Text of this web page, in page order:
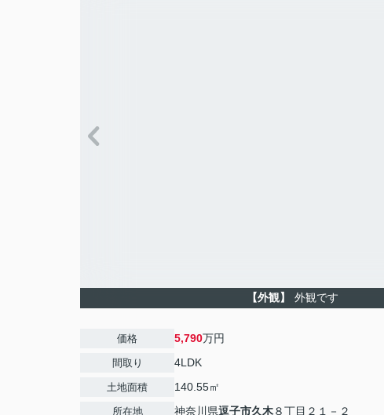
【外観】 外観です
価格 5,790万円
間取り 4LDK
土地面積 140.55㎡
所在地 神奈川県逗子市久木８丁目２１－２